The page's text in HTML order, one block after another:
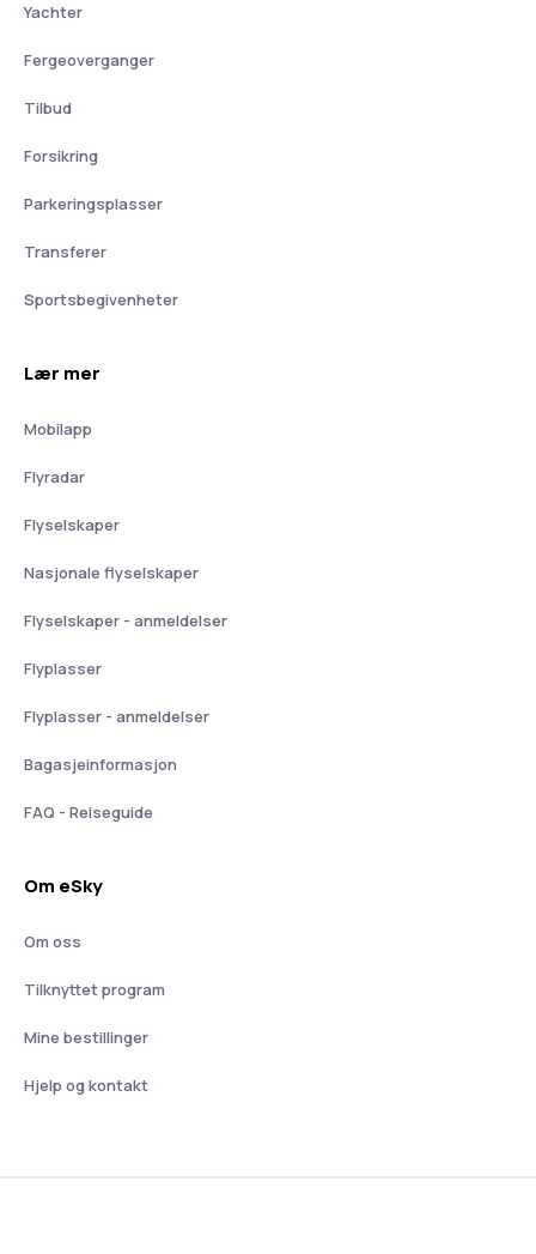
Yachter
Fergeoverganger
Tilbud
Forsikring
Parkeringsplasser
Transferer
Sportsbegivenheter
Lær mer
Mobilapp
Flyradar
Flyselskaper
Nasjonale flyselskaper
Flyselskaper - anmeldelser
Flyplasser
Flyplasser - anmeldelser
Bagasjeinformasjon
FAQ - Reiseguide
Om eSky
Om oss
Tilknyttet program
Mine bestillinger
Hjelp og kontakt